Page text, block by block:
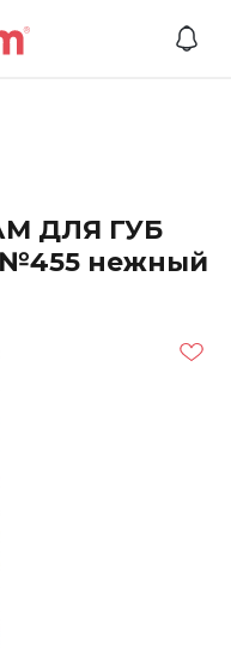
ДЛЯ ГУБ
№455 нежный